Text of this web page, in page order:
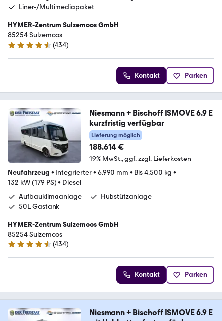
Liner-/Multimediapaket
HYMER-Zentrum Sulzemoos GmbH
85254 Sulzemoos
4.7 Sterne
(434)
Kontakt Parken
Niesmann + Bischoff ISMOVE 6.9 E
kurzfristig verfügbar
Lieferung möglich
188.614 €
19% MwSt. ggf. zzgl. Lieferkosten
Neufahrzeug • Integrierter• 6.990 mm • Bis 4.500 kg •
132 kW (179 PS) • Diesel
Aufbauklimaanlage
Hubstützanlage
50L Gastank
HYMER-Zentrum Sulzemoos GmbH
85254 Sulzemoos
4.7 Sterne
(434)
Kontakt Parken
Niesmann + Bischoff ISMOVE 6.9 E